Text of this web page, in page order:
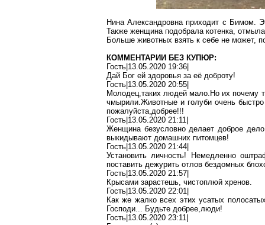
Нина Александровна приходит с Бимом.
Также женщина подобрала котенка,
Больше животных взять к себе не может,
КОММЕНТАРИИ БЕЗ КУПЮР:
Гость|13.05.2020 19:36|
Дай Бог ей здоровья за её доброту!
Гость|13.05.2020 20:55|
Молодец,таких людеймало.Но их почему
чмырили.Животные и голуби очень
пожалуйста,добрее!!!
Гость|13.05.2020 21:11|
Женщина безусловно делает доброе дело
выкидывают домашних питомцев!
Гость|13.05.2020 21:44|
Установить личность! Немедленно
поставить дежурить отлов бездомных
Гость|13.05.2020 21:57|
Крысами зарастешь, чистоплюй хренов.
Гость|13.05.2020 22:01|
Как же жалко всех этих усатых
Господи... Будьте добрее,люди!
Гость|13.05.2020 23:11|